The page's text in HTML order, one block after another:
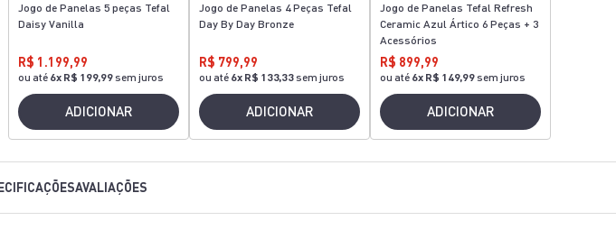
Jogo de Panelas 5 peças Tefal
Daisy Vanilla
R$ 1.199,99
ou até 6x R$ 199,99 sem juros
ADICIONAR
Jogo de Panelas 4 Peças Tefal
Day By Day Bronze
R$ 799,99
ou até 6x R$ 133,33 sem juros
ADICIONAR
Jogo de Panelas Tefal Refresh
Ceramic Azul Ártico 6 Peças + 3
Acessórios
R$ 899,99
ou até 6x R$ 149,99 sem juros
ADICIONAR
AVALIAÇÕES